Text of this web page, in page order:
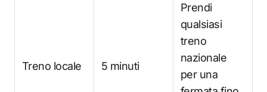
Treno locale 5 minuti
Prendi
qualsiasi
treno
nazionale
per una